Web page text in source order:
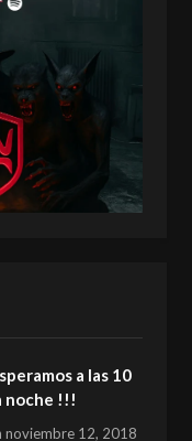
a las 10
noche !!!
noviembre 12, 2018